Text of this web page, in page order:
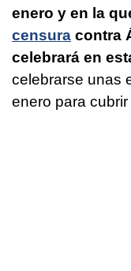
enero y en la
censura contra
celebrará en
celebrarse unas
enero para